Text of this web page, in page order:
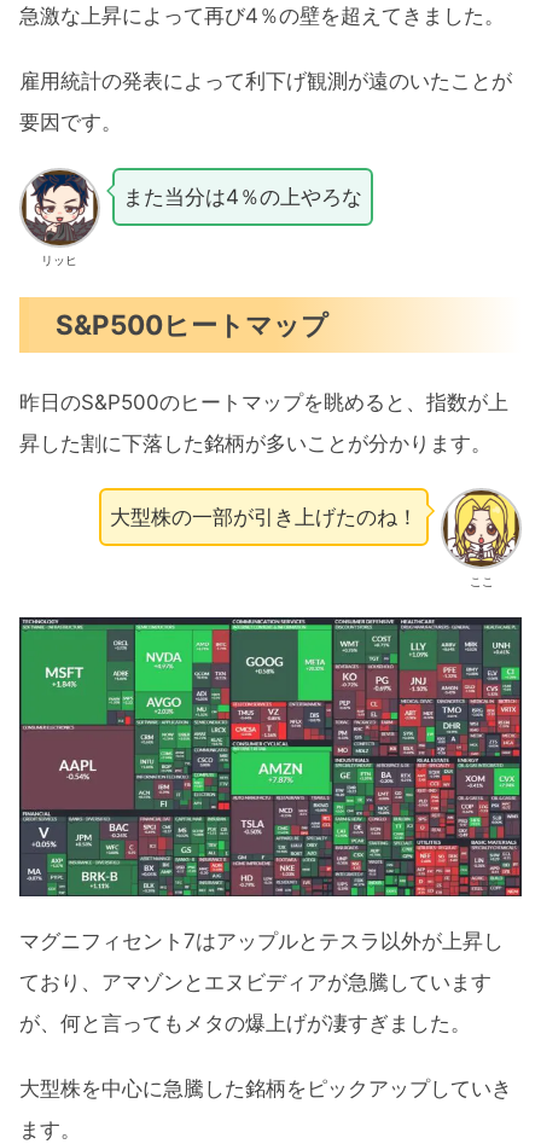
急激な上昇によって再び4％の壁を超えてきました。
雇用統計の発表によって利下げ観測が遠のいたことが
要因です。
リッヒ
また当分は4％の上やろな
S&P500ヒートマップ
昨日のS&P500のヒートマップを眺めると、指数が上
昇した割に下落した銘柄が多いことが分かります。
ここ
大型株の一部が引き上げたのね！
マグニフィセント7はアップルとテスラ以外が上昇し
ており、アマゾンとエヌビディアが急騰しています
が、何と言ってもメタの爆上げが凄すぎました。
大型株を中心に急騰した銘柄をピックアップしていき
ます。